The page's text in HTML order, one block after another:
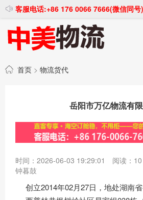
客服电话:+86 176 0066 7666(微信同号)
首页 > 物流货代
岳阳市万亿物流有限
时间：2026-06-03 19:29:01 阅读： 10
钟暮鼓
创立2014年02月27日，地处湖南